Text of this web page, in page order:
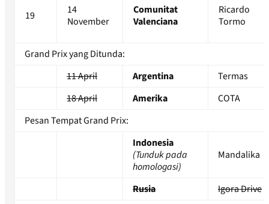
19
14
November
Comunitat
Valenciana
Ricardo
Tormo
Grand Prix yang Ditunda:
11 April
Argentina
Termas
18 April
Amerika
COTA
Pesan Tempat Grand Prix:
Indonesia
(Tunduk pada
homologasi)
Mandalika
Rusia
Igora Drive